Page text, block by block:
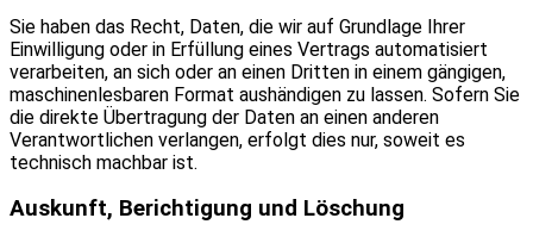
Sie haben das Recht, Daten, die wir auf Grundlage Ihrer
Einwilligung oder in Erfüllung eines Vertrags automatisiert
verarbeiten, an sich oder an einen Dritten in einem gängigen,
maschinenlesbaren Format aushändigen zu lassen. Sofern Sie
die direkte Übertragung der Daten an einen anderen
Verantwortlichen verlangen, erfolgt dies nur, soweit es
technisch machbar ist.
Auskunft, Berichtigung und Löschung